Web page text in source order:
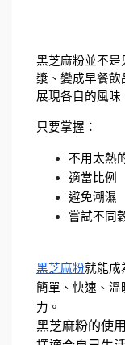
黑芝麻粉並不是
漿、變成早餐飲
展現各自的風味
只要掌握：
不用太熱
適當比例
避免潮濕
嘗試不同
黑芝麻粉就能成
簡單、快速、
力。
黑芝麻粉的使